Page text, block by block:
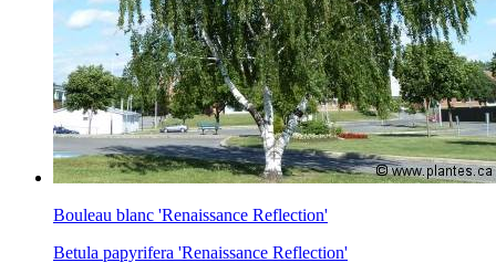
Bouleau blanc 'Renaissance Reflection'
Betula papyrifera 'Renaissance Reflection'